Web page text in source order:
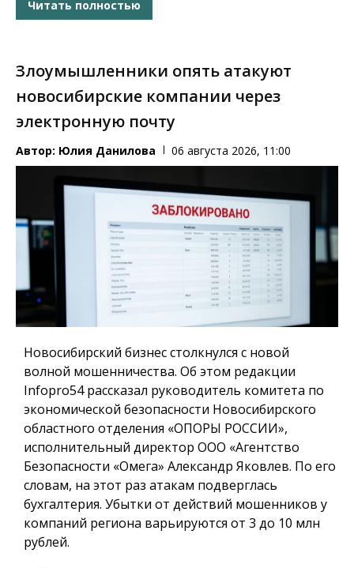
Читать полностью
Злоумышленники опять атакуют
новосибирские компании через
электронную почту
Автор: Юлия Данилова 06 августа 2026, 11:00
Новосибирский бизнес столкнулся с новой
волной мошенничества. Об этом редакции
Infopro54 рассказал руководитель комитета по
экономической безопасности Новосибирского
областного отделения «ОПОРЫ РОССИИ»,
исполнительный директор ООО «Агентство
Безопасности «Омега» Александр Яковлев. По его
словам, на этот раз атакам подверглась
бухгалтерия. Убытки от действий мошенников у
компаний региона варьируются от 3 до 10 млн
рублей.